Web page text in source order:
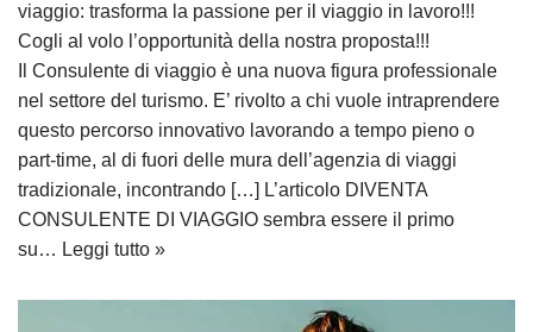
viaggio: trasforma la passione per il viaggio in lavoro!!!
Cogli al volo l’opportunità della nostra proposta!!!
Il Consulente di viaggio è una nuova figura professionale
nel settore del turismo. E’ rivolto a chi vuole intraprendere
questo percorso innovativo lavorando a tempo pieno o
part-time, al di fuori delle mura dell’agenzia di viaggi
tradizionale, incontrando […] L’articolo DIVENTA
CONSULENTE DI VIAGGIO sembra essere il primo
su… Leggi tutto »